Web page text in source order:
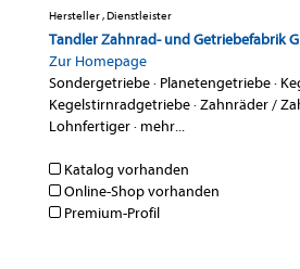
Hersteller , Dienstleister
Tandler Zahnrad- und Getriebefabrik
Zur Homepage
Sondergetriebe· Planetengetriebe·
Kegelstirnradgetriebe·Zahnräder /
Lohnfertiger· mehr...
Katalog vorhanden
Online-Shop vorhanden
Premium-Profil